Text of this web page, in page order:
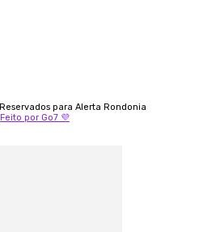
para Alerta Rondonia
Feito por Go7 💜